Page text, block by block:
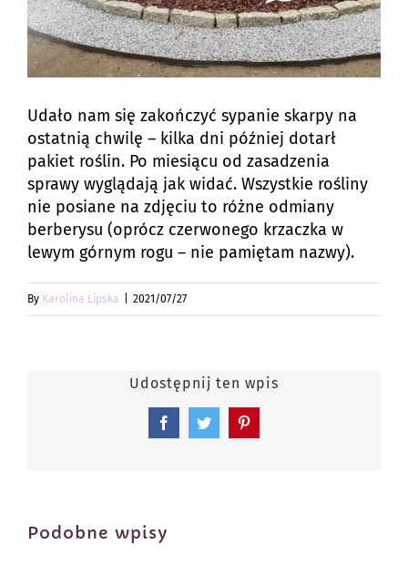
Udało nam się zakończyć sypanie skarpy na
ostatnią chwilę – kilka dni później dotarł
pakiet roślin. Po miesiącu od zasadzenia
sprawy wyglądają jak widać. Wszystkie rośliny
nie posiane na zdjęciu to różne odmiany
berberysu (oprócz czerwonego krzaczka w
lewym górnym rogu – nie pamiętam nazwy).
By Karolina Lipska 2021/07/27
Udostępnij ten wpis
FacebookTwitterPinterest
Podobne wpisy